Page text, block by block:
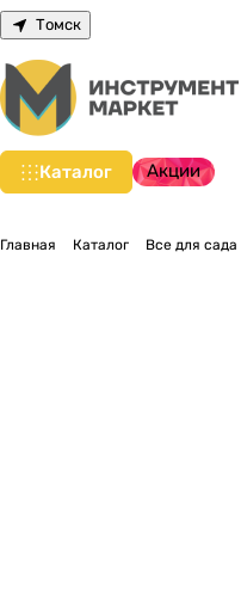
Томск
Каталог Акции
Главная Каталог Все для сада